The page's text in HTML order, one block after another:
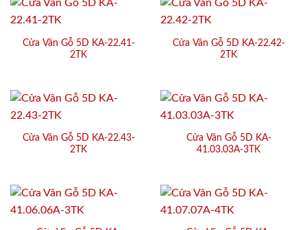
Cửa Vân Gỗ 5D KA-22.41-
2TK
Cửa Vân Gỗ 5D KA-22.42-
2TK
Cửa Vân Gỗ 5D KA-22.43-
2TK
Cửa Vân Gỗ 5D KA-
41.03.03A-3TK